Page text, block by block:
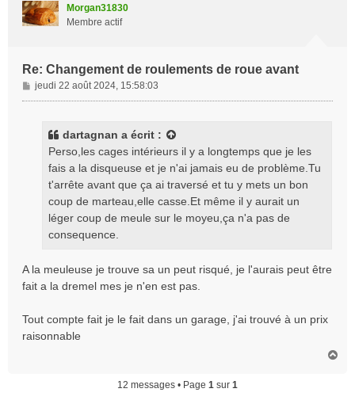
Morgan31830
Membre actif
Re: Changement de roulements de roue avant
M
e
jeudi 22 août 2024, 15:58:03
dartagnan a écrit :
Perso,les cages intérieurs il y a longtemps que je les
fais a la disqueuse et je n'ai jamais eu de problème.Tu
t'arrête avant que ça ai traversé et tu y mets un bon
coup de marteau,elle casse.Et même il y aurait un
léger coup de meule sur le moyeu,ça n'a pas de
consequence.
A la meuleuse je trouve sa un peut risqué, je l'aurais peut être
fait a la dremel mes je n'en est pas.
Tout compte fait je le fait dans un garage, j'ai trouvé à un prix
raisonnable
12 messages • Page 1 sur 1